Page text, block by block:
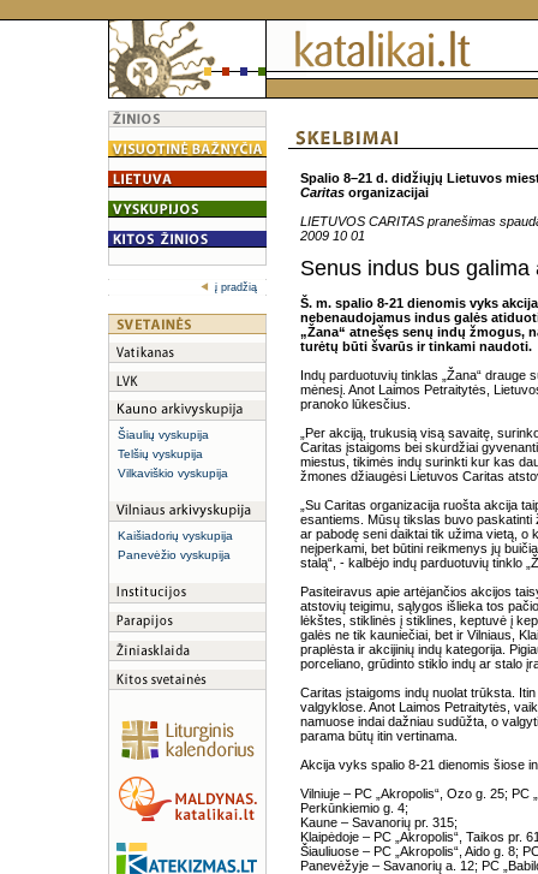
į pradžią
Šiaulių vyskupija
Telšių vyskupija
Vilkaviškio vyskupija
Kaišiadorių vyskupija
Panevėžio vyskupija
Spalio 8–21 d. didžiųjų Lietuvos
Caritas organizacijai
LIETUVOS CARITAS pranešimas
2009 10 01
Senus indus bus
Š. m. spalio 8-21 dienomis vyks
nebenaudojamus indus galės
„Žana“ atnešęs senų indų žmogus,
turėtų būti švarūs ir tinkami naudoti.
Indų parduotuvių tinklas „Žana“ drauge
mėnesį. Anot Laimos Petraitytės,
pranoko lūkesčius.
„Per akciją, trukusią visą savaitę,
Caritas įstaigoms bei skurdžiai
miestus, tikimės indų surinkti kur kas
žmones džiaugėsi Lietuvos Caritas
„Su Caritas organizacija ruošta akcija
esantiems. Mūsų tikslas buvo
ar pabodę seni daiktai tik užima vietą, o
neįperkami, bet būtini reikmenys jų
stalą“, - kalbėjo indų parduotuvių tinklo
Pasiteiravus apie artėjančios akcijos
atstovių teigimu, sąlygos išlieka tos
lėkštes, stiklinės į stiklines, keptuvė į
galės ne tik kauniečiai, bet ir Vilniaus,
praplėsta ir akcijinių indų kategorija.
porceliano, grūdinto stiklo indų ar stalo
Caritas įstaigoms indų nuolat trūksta.
valgyklose. Anot Laimos Petraitytės,
namuose indai dažniau sudūžta, o
parama būtų itin vertinama.
Akcija vyks spalio 8-21 dienomis šiose
Vilniuje – PC „Akropolis“, Ozo g. 25; PC
Perkūnkiemio g. 4;
Kaune – Savanorių pr. 315;
Klaipėdoje – PC „Akropolis“, Taikos pr.
Šiauliuose – PC „Akropolis“, Aido g. 8;
Panevėžyje – Savanorių a. 12; PC